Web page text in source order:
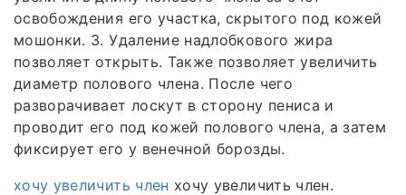
освобождения его участка, скрытого под кожей
мошонки. 3. Удаление надлобкового жира
позволяет открыть. Также позволяет увеличить
диаметр полового члена. После чего
разворачивает лоскут в сторону пениса и
проводит его под кожей полового члена, а затем
фиксирует его у венечной борозды.
хочу увеличить член хочу увеличить член.